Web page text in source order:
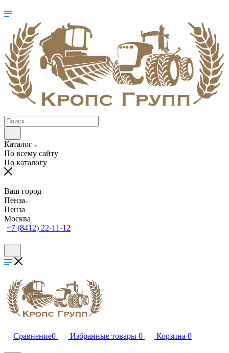
Каталог
По всему сайту
По каталогу
Ваш город
Пенза
Пенза
Москва
+7 (8412) 22-11-12
Сравнение0 Избранные товары 0 Корзина 0